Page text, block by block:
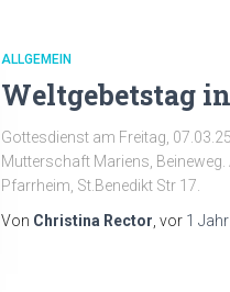
ALLGEMEIN
Weltgebetstag
Gottesdienst am Freitag,
Mutterschaft Mariens,
Pfarrheim, St.Benedikt Str 17.
Von Christina Rector , vor 1 Jahr